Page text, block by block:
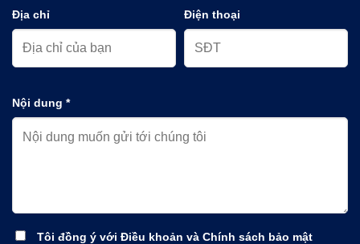
Địa chỉ Điện thoại
Nội dung *
Tôi đồng ý với Điều khoản và Chính sách bảo mật